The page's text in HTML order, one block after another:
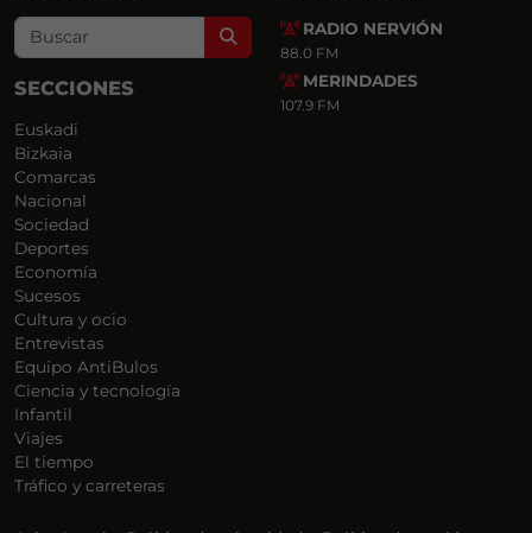
Search
SECCIONES
Euskadi
Bizkaia
Comarcas
Nacional
Sociedad
Deportes
Economía
Sucesos
Cultura y ocio
Entrevistas
Equipo AntiBulos
Ciencia y tecnología
Infantil
Viajes
El tiempo
Tráfico y carreteras
RADIO NERVIÓN
88.0 FM
MERINDADES
107.9 FM